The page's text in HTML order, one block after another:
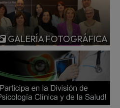
GALERÍA FOTOGRÁFICA